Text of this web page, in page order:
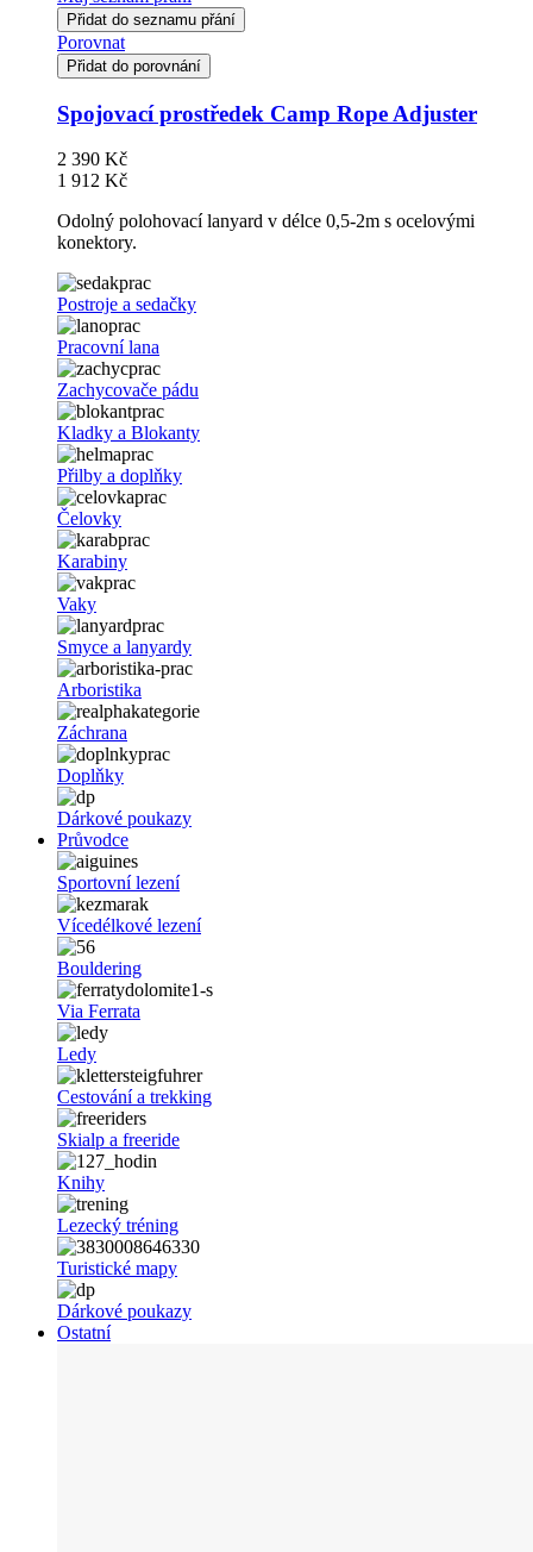
Přidat do seznamu přání
Porovnat
Přidat do porovnání
Spojovací prostředek Camp Rope Adjuster
2 390 Kč
1 912 Kč
Odolný polohovací lanyard v délce 0,5-2m s ocelovými
konektory.
Postroje a sedačky
Pracovní lana
Zachycovače pádu
Kladky a Blokanty
Přilby a doplňky
Čelovky
Karabiny
Vaky
Smyce a lanyardy
Arboristika
Záchrana
Doplňky
Dárkové poukazy
Průvodce
Sportovní lezení
Vícedélkové lezení
Bouldering
Via Ferrata
Ledy
Cestování a trekking
Skialp a freeride
Knihy
Lezecký tréning
Turistické mapy
Dárkové poukazy
Ostatní